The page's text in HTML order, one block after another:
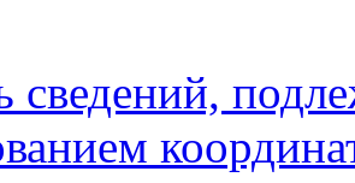
сведений,